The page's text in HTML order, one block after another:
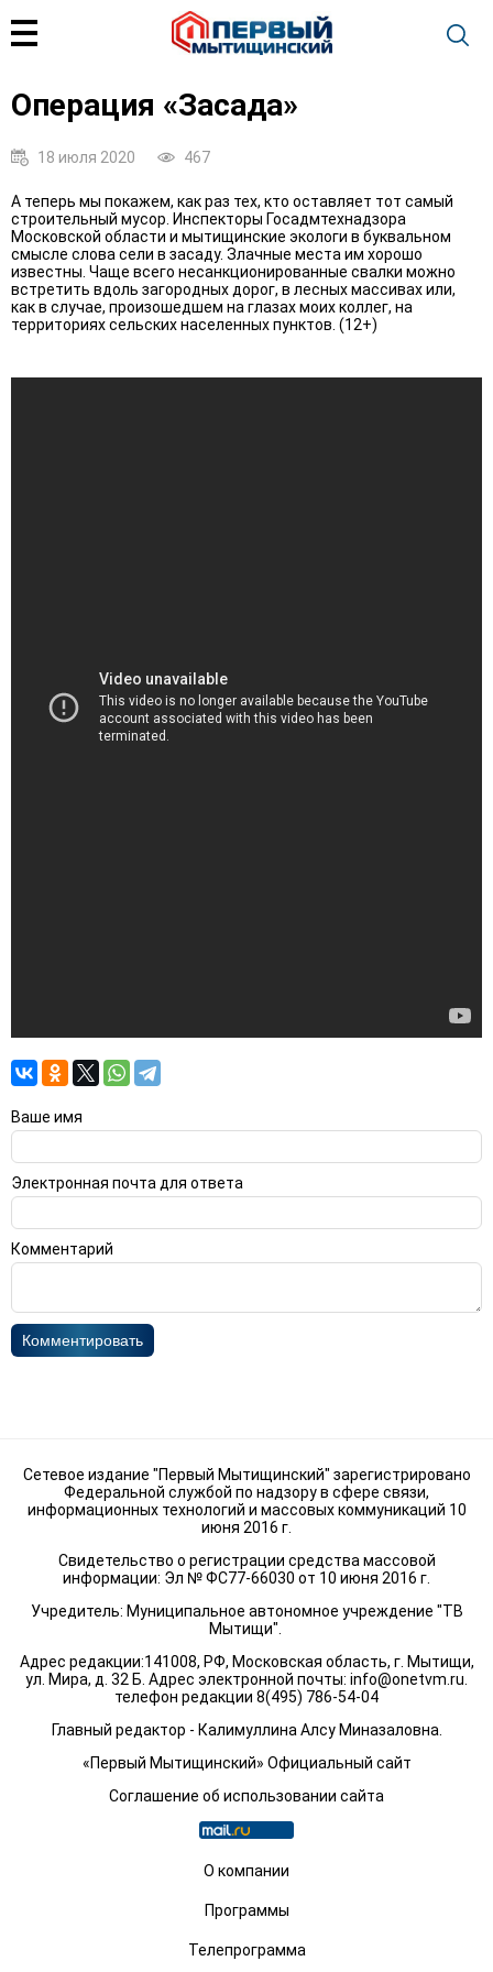
Операция «Засада»
18 июля 2020 467
А теперь мы покажем, как раз тех, кто оставляет тот самый
строительный мусор. Инспекторы Госадмтехнадзора
Московской области и мытищинские экологи в буквальном
смысле слова сели в засаду. Злачные места им хорошо
известны. Чаще всего несанкционированные свалки можно
встретить вдоль загородных дорог, в лесных массивах или,
как в случае, произошедшем на глазах моих коллег, на
территориях сельских населенных пунктов. (12+)
Ваше имя
Электронная почта для ответа
Комментарий
Комментировать
Сетевое издание "Первый Мытищинский" зарегистрировано
Федеральной службой по надзору в сфере связи,
информационных технологий и массовых коммуникаций 10
июня 2016 г.
Свидетельство о регистрации средства массовой
информации: Эл № ФС77-66030 от 10 июня 2016 г.
Учредитель: Муниципальное автономное учреждение "ТВ
Мытищи".
Адрес редакции:141008, РФ, Московская область, г. Мытищи,
ул. Мира, д. 32 Б. Адрес электронной почты: info@onetvm.ru
телефон редакции 8(495) 786-54-04
Главный редактор - Калимуллина Алсу Миназаловна.
«Первый Мытищинский» Официальный сайт
Соглашение об использовании сайта
О компании
Программы
Телепрограмма